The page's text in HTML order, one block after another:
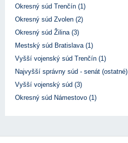
Okresný súd Trenčín (1)
Okresný súd Zvolen (2)
Okresný súd Žilina (3)
Mestský súd Bratislava (1)
Vyšší vojenský súd Trenčín (1)
Najvyšší správny súd - senát
Vyšší vojenský súd (3)
Okresný súd Námestovo (1)